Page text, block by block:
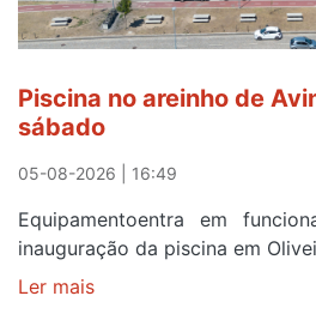
de
24
após
campanha
reforço
Piscina no areinho de
sábado
05-08-2026 | 16:49
Equipamentoentra em
inauguração da piscina em
Ler mais